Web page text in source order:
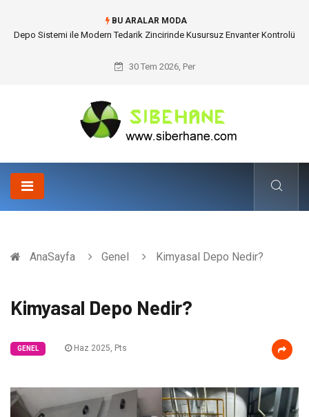
BU ARALAR MODA
Akrilik Boyama Seti ile Evinizde Dijitalden Uzak Bir Deşarj Alanı Tasarlayın
30 Tem 2026, Per
AnaSayfa Genel Kimyasal Depo Nedir?
Kimyasal Depo Nedir?
GENEL Haz 2025, Pts